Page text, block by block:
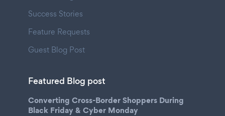
Success Stories
Feature Requests
Guest Blog Post
Featured Blog post
Converting Cross-Border Shoppers During
Black Friday & Cyber Monday